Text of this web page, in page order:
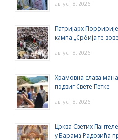
август 8, 2026
Патријарх
кампа „Србија те
август 8, 2026
Храмовна слава
подвиг Свете Петке
август 8, 2026
Црква Светих
у Барама Радовића